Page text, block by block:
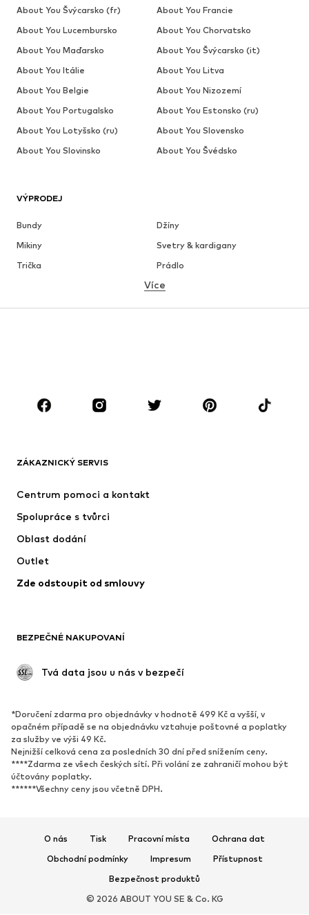
VÝPRODEJ
Bundy
Džíny
Mikiny
Svetry & kardigany
Trička
Prádlo
Košile
Kabáty
Obleky & saka
OBLEČENÍ
Bundy
Obleky & saka
Plavky
Příležitosti
Upcyklace
Nové
Kotníkové boty & kozačky
Polobotky
SPORT
Sportovní oblečení
Druhy sportů
Sportovní boty
Kšiltovky & čepice
Tašky & batohy
Šperky
Více
ZÁKAZNICKÝ SERVIS
Centrum pomoci a kontakt
Spolupráce s tvůrci
Oblast dodání
Outlet
Zde odstoupit od smlouvy
BEZPEČNÉ NAKUPOVANÍ
Tvá data jsou u nás v bezpečí
*Doručení zdarma pro objednávky v hodnotě 499 Kč a vyšší, v
opačném případě se na objednávku vztahuje poštovné a poplatky
za služby ve výši 49 Kč.
Nejnižší celková cena za posledních 30 dní před snížením ceny.
****Zdarma ze všech českých sítí. Při volání ze zahraničí mohou být
účtovány poplatky.
******Všechny ceny jsou včetně DPH.
O nás Tisk Pracovní místa
Ochrana dat
Obchodní podmínky
Impresum
Přístupnost
Bezpečnost produktů
© 2026 ABOUT YOU SE & Co. KG
About You Švýcarsko (fr)
About You Francie
About You Lucembursko
About You Chorvatsko
About You Maďarsko
About You Švýcarsko (it)
About You Itálie
About You Litva
About You Belgie
About You Nizozemí
About You Portugalsko
About You Estonsko (ru)
About You Lotyšsko (ru)
About You Slovensko
About You Slovinsko
About You Švédsko